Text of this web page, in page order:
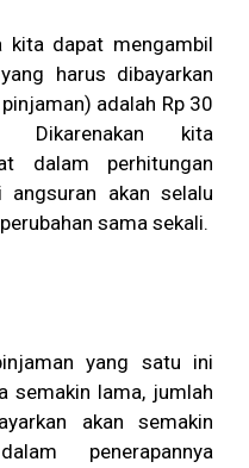
kita dapat mengambil
harus dibayarkan
adalah Rp 30
Dikarenakan kita
dalam perhitungan
angsuran akan selalu
sama sekali.
yang satu ini
semakin lama, jumlah
akan semakin
penerapannya